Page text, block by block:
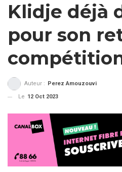
Klidje déjà
pour son
Auteur :
Perez Amouzouvi
Le 12 Oct 2023